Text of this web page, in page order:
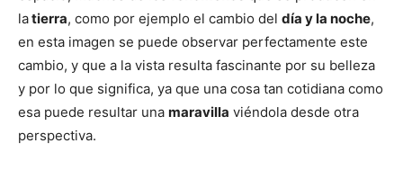
Mundo
latierra, como por ejemplo el cambio del día y la noche,
en esta imagen se puede observar perfectamente este
cambio, y que a la vista resulta fascinante por su belleza
y por lo que significa, ya que una cosa tan cotidiana como
esa puede resultar una maravilla viéndola desde otra
perspectiva.